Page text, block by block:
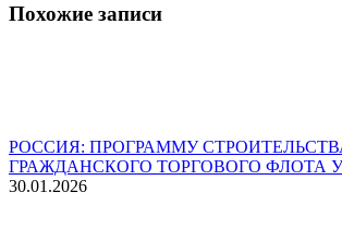
Похожие записи
РОССИЯ: ПРОГРАММУ
ГРАЖДАНСКОГО ТОРГОВОГО ФЛОТА
30.01.2026